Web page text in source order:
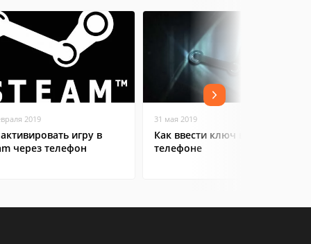
2019
игру в
через телефон
31 мая 2019
Как ввести ключ в Steam на
телефоне